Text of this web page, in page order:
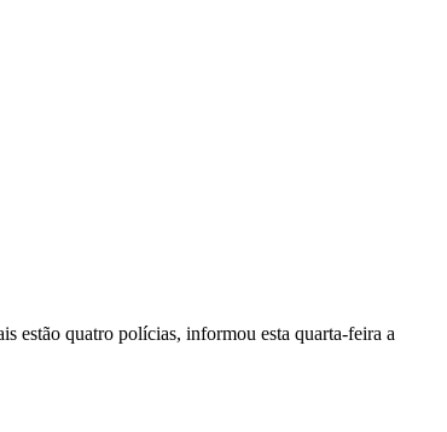
estão quatro polícias, informou esta quarta-feira a